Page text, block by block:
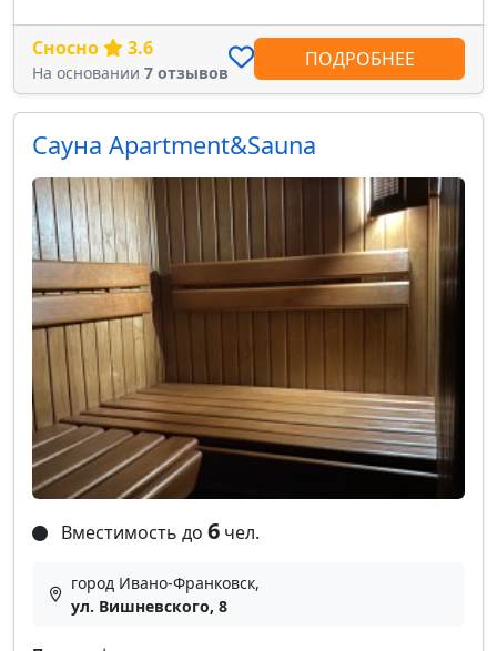
Сносно 3.6
На основании 7 отзывов
ПОДРОБНЕЕ
Сауна Apartment&Sauna
Вместимость до 6 чел.
город Ивано-Франковск,
ул. Вишневского, 8